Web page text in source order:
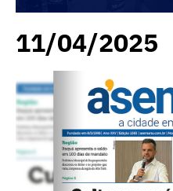
11/04/2025